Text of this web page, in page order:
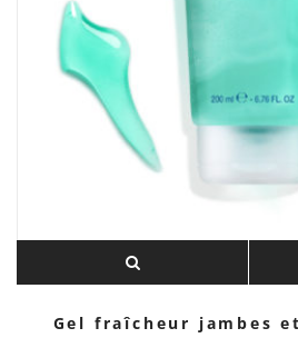
Gel fraîcheur jambes